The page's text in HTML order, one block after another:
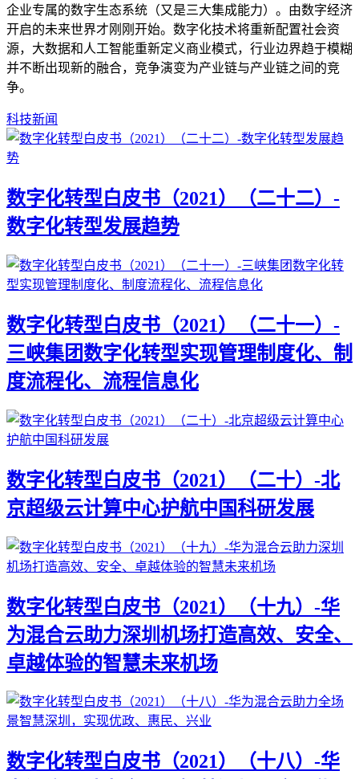
企业专属的数字生态系统（又是三大集成能力）。由数字经济
开启的未来世界才刚刚开始。数字化技术将重新配置社会资
源，大数据和人工智能重新定义商业模式，行业边界趋于模糊
并不断出现新的融合，竞争演变为产业链与产业链之间的竞
争。
科技新闻
数字化转型白皮书（2021）（二十二）-
数字化转型发展趋势
数字化转型白皮书（2021）（二十一）-
三峡集团数字化转型实现管理制度化、制
度流程化、流程信息化
数字化转型白皮书（2021）（二十）-北
京超级云计算中心护航中国科研发展
数字化转型白皮书（2021）（十九）-华
为混合云助力深圳机场打造高效、安全、
卓越体验的智慧未来机场
数字化转型白皮书（2021）（十八）-华